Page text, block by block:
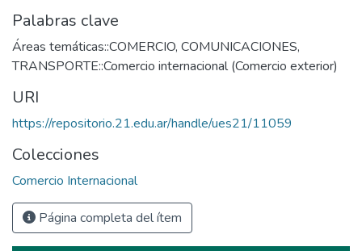
Palabras clave
Áreas temáticas::COMERCIO, COMUNICACIONES,
TRANSPORTE::Comercio internacional (Comercio exterior)
URI
https://repositorio.21.edu.ar/handle/ues21/11059
Colecciones
Comercio Internacional
Página completa del ítem